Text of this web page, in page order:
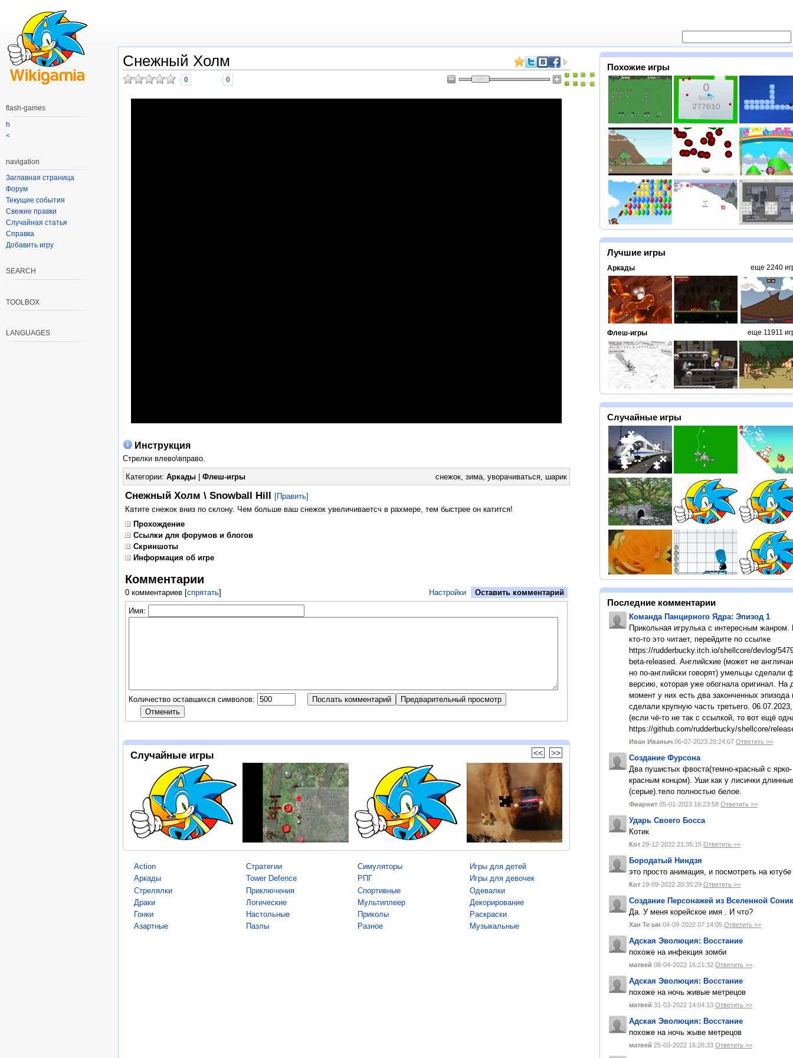
Снежный Холм
0 0
Инструкция
Стрелки влево\вправо.
Категории: Аркады| Флеш-игры снежок,зима,уворачиваться, шарик
Снежный Холм \ Snowball Hill
[Править]
Катите снежок вниз по склону. Чем больше ваш снежок увеличиваетсч в рахмере, тем быстрее он катится!
Прохождение
Ссылки для форумов и блогов
Скриншоты
Информация об игре
Комментарии
0 комментариев[спрятать] Оставить комментарий
Настройки
Имя:
Количество оставшихся символов:
Случайные игры << >>
Action
Аркады
Стрелялки
Драки
Гонки
Азартные
Стратегии
Tower Defence
Приключения
Логические
Настольные
Пазлы
Симуляторы
РПГ
Спортивные
Мультиплеер
Приколы
Разное
Игры для детей
Игры для девочек
Одевалки
Декорирование
Раскраски
Музыкальные
Похожие игры
Лучшие игры
Аркады еще 2240
Флеш-игры еще 11911
Случайные игры
Последние комментарии
Команда Панцирного Ядра: Эпизод 1
Прикольная игрулька с интересным жанром.
кто-то это читает, перейдите по ссылке
https://rudderbucky.itch.io/shellcore/devlog/
beta-released. Английские (может не
но по-английски говорят) умельцы сделали
версию, которая уже обогнала оригинал. На
момент у них есть два законченных эпизода
сделали крупную часть третьего.
(если чё-то не так с ссылкой, то вот ещё
https://github.com/rudderbucky/shellcore/
Иван Иваныч 06-07-2023 20:24:07 Ответить >>
Создание Фурсона
Два пушистых фвоста(темно-красный с ярко-
красным концом). Уши как у лисички длинные
(серые).тело полностью белое.
Фиарнит 05-01-2023 16:23:58 Ответить >>
Ударь Своего Босса
Котик
Кот 29-12-2022 21:35:15 Ответить >>
Бородатый Ниндзя
это просто анимация, и посмотреть на
Кот 19-09-2022 20:35:29 Ответить >>
Создание Персонажей из Вселенной
Да. У меня корейское имя . И что?
Хан Те ын 04-09-2022 07:14:05 Ответить >>
Адская Эволюция: Восстание
похоже на инфекция зомби
матвей 08-04-2022 16:21:32 Ответить >>
Адская Эволюция: Восстание
похоже на ночь живые метрецов
матвей 31-03-2022 14:04:13 Ответить >>
Адская Эволюция: Восстание
похоже на ночь жыве метрецов
матвей 25-03-2022 16:26:33 Ответить >>
flash-games
h
<
navigation
Заглавная страница
Форум
Текущие события
Свежие правки
Случайная статья
Справка
Добавить игру
SEARCH
TOOLBOX
LANGUAGES